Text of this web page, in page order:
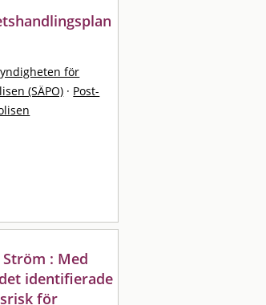
för
(SÄPO) · Post-
: Med
identifierade
för